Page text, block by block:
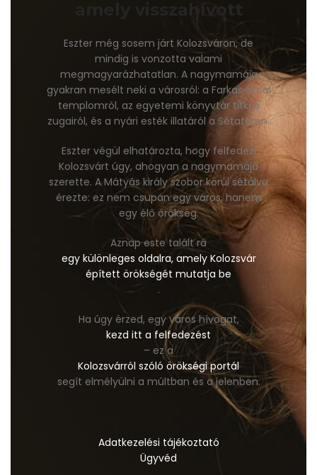
amely visszahívott
Eszter még sosem járt Kolozsváron, de
mindig is vonzotta valami
megmagyarázhatatlan. A nagymamája
gyakran mesélt neki a városról: a Farkas utcai
templomról, az egyetemi könyvtár titkos
zugairól, és a nyári esték illatáról a Sétatéren.
Eszter végül elhatározta, hogy felfedezi
Kolozsvárt úgy, ahogyan a nagymamája
szerette. A Mátyás király szobor körül sétálva
érezte: ez nem csupán egy város, hanem
egy élő örökség.
Aznap este talált rá
egy különleges oldalra, amely Kolozsvár
épített örökségét mutatja be
.
Ha úgy érzed, egy város hívogat,
kezd itt a felfedezést
– ez a
Kolozsvárról szóló örökségi portál
segít elmélyülni a múltban és a jelenben.
Adatkezelési tájékoztató
Ügyvéd